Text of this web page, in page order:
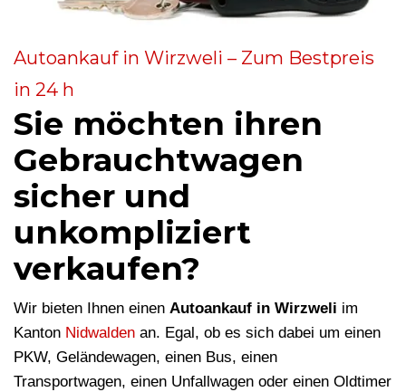
Autoankauf in Wirzweli – Zum Bestpreis
in 24 h
Sie möchten ihren
Gebrauchtwagen
sicher und
unkompliziert
verkaufen?
Wir bieten Ihnen einen Autoankauf in Wirzweli im
Kanton Nidwalden an. Egal, ob es sich dabei um einen
PKW, Geländewagen, einen Bus, einen
Transportwagen, einen Unfallwagen oder einen Oldtimer